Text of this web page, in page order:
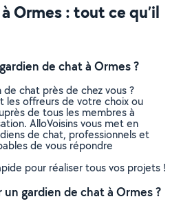
Ormes : tout ce qu’il
de chat à Ormes ?
de chat près de chez vous ?
les offreurs de votre choix ou
de tous les membres à
AlloVoisins vous met en
de chat, professionnels et
de vous répondre
pour réaliser tous vos projets !
gardien de chat à Ormes ?